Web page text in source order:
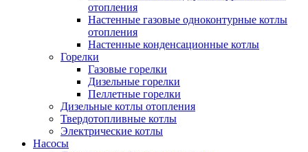
отопления
Настенные газовые одноконтурные котлы
отопления
Настенные конденсационные котлы
Горелки
Газовые горелки
Дизельные горелки
Пеллетные горелки
Дизельные котлы отопления
Твердотопливные котлы
Электрические котлы
Насосы